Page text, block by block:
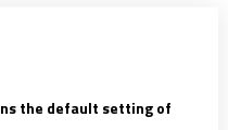
ONU culminaba,
una salida
the default setting of